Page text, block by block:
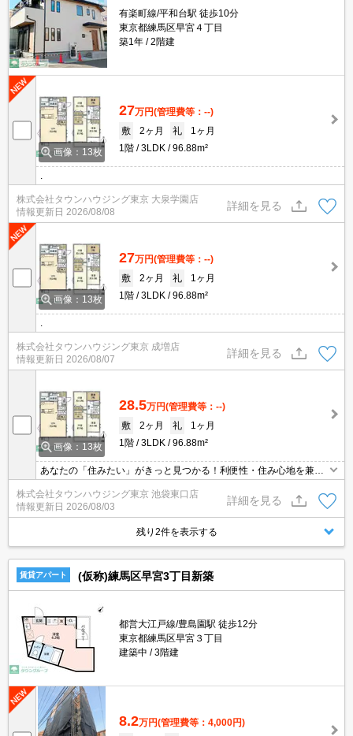
有楽町線/平和台駅 徒歩10分
東京都練馬区早宮４丁目
築1年
2階建
画像：13枚
27万円(管理費等：--)
敷
2ヶ月 礼
1ヶ月
1階
3LDK 96.88m²
株式会社タウンハウジング東京 大泉学園店
情報更新日 2026/08/08
詳細を見る
画像：13枚
27万円(管理費等：--)
敷
2ヶ月 礼
1ヶ月
1階
3LDK 96.88m²
株式会社タウンハウジング東京 成増店
情報更新日 2026/08/07
詳細を見る
画像：13枚
28.5万円(管理費等：--)
敷
2ヶ月 礼
1ヶ月
1階
3LDK 96.88m²
あなたの「住みたい」がきっと見つかる！利便性・住み心地を兼ね
揃えた賃貸物件！お気軽にご相談ください。お部屋探しはタウンハ
ウジングへお任せください！
株式会社タウンハウジング東京 池袋東口店
情報更新日 2026/08/03
詳細を見る
残り2件を表示する
賃貸アパート (仮称)練馬区早宮3丁目新築
都営大江戸線/豊島園駅 徒歩12分
東京都練馬区早宮３丁目
建築中
3階建
8.2万円(管理費等：4,000円)